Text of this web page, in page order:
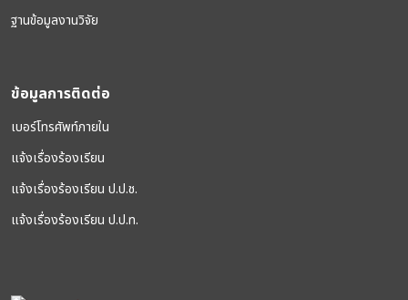
ฐานข้อมูลงานวิจัย
ข้อมูลการติดต่อ
เบอร์โทรศัพท์ภายใน
แจ้งเรื่องร้องเรียน
แจ้งเรื่องร้องเรียน ป.ป.ช.
แจ้งเรื่องร้องเรียน ป.ป.ท.